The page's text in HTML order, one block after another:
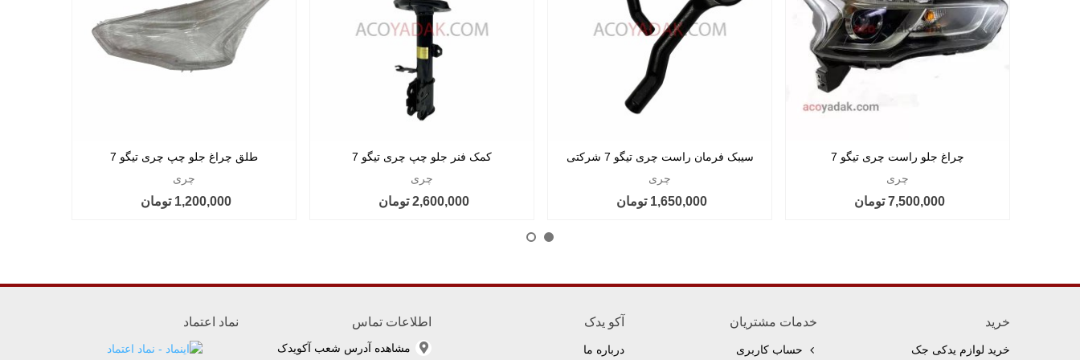
چراغ جلو راست چری تیگو 7
چری
7,500,000 تومان
سیبک فرمان راست چری تیگو 7 شرکتی
چری
1,650,000 تومان
کمک فنر جلو چپ چری تیگو 7
چری
2,600,000 تومان
طلق چراغ جلو چپ چری تیگو 7
چری
1,200,000 تومان
خرید
خرید لوازم یدکی جک
خدمات مشتریان
حساب کاربری
آکو یدک
درباره ما
اطلاعات تماس
مشاهده آدرس شعب آکویدک
نماد اعتماد